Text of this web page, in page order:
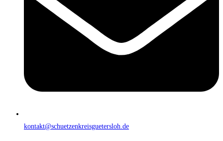
kontakt@schuetzenkreisguetersloh.de